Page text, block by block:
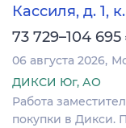
Кассиля, д. 1, к.
73 729–104 695
06 августа 2026
ДИКСИ Юг, АО
Работа
покупки в Дикси.